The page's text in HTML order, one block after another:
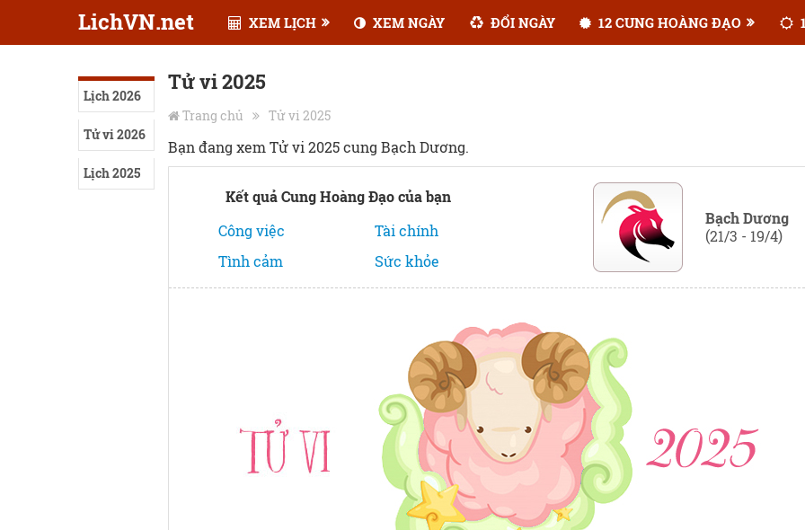
LichVN.net XEM LỊCH XEM NGÀY ĐỔI NGÀY 12 CUNG HOÀNG ĐẠO
Lịch 2026
Tử vi 2026
Lịch 2025
Tử vi 2025
Trang chủ Tử vi 2025
Bạn đang xem Tử vi 2025 cung Bạch Dương.
Kết quả Cung Hoàng Đạo của bạn
Công việc
Tài chính
Tình cảm
Sức khỏe
Bạch Dương
(21/3 - 19/4)